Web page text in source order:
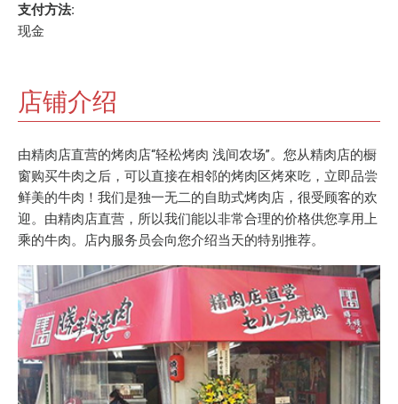
支付方法:
现金
店铺介绍
由精肉店直营的烤肉店“轻松烤肉 浅间农场”。您从精肉店的橱
窗购买牛肉之后，可以直接在相邻的烤肉区烤來吃，立即品尝
鲜美的牛肉！我们是独一无二的自助式烤肉店，很受顾客的欢
迎。由精肉店直营，所以我们能以非常合理的价格供您享用上
乘的牛肉。店内服务员会向您介绍当天的特别推荐。